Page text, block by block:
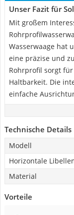
Unser Fazit für
Mit großem
Wasserwaage hat
eine präzise und
Rohrprofil sorgt
Haltbarkeit. Die
einfache
Technische Details
Modell
Horizontale
Material
Vorteile